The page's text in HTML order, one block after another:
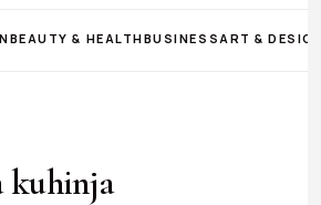
BEAUTY & HEALTHBUSINESS ART &
kuhinja